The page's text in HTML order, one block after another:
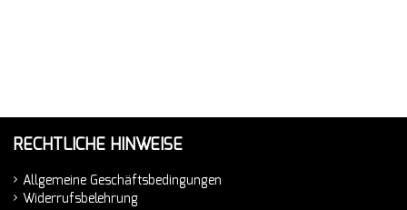
RECHTLICHE HINWEISE
Allgemeine Geschäftsbedingungen
Widerrufsbelehrung